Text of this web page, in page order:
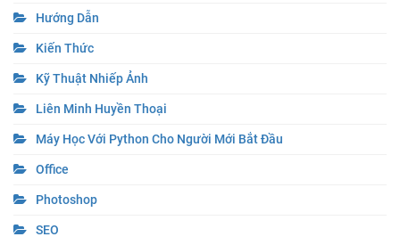
Hướng Dẫn
Kiến Thức
Kỹ Thuật Nhiếp Ảnh
Liên Minh Huyền Thoại
Máy Học Với Python Cho Người Mới Bắt Đầu
Office
Photoshop
SEO